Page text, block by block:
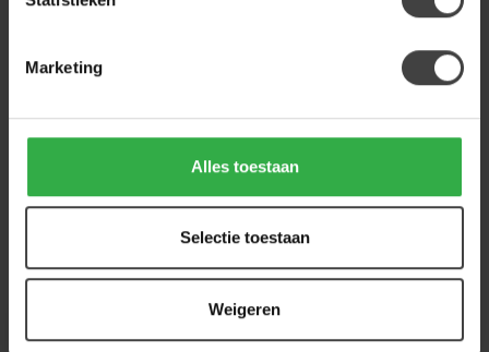
Marketing
Alles toestaan
Selectie toestaan
Weigeren
Heb je een vraag over dit product?
gerust contact op met onze klantenservice
info@houtenmeubeloutlet.nlof+31 224 850
. We helpen je graag.
Recent bekeken